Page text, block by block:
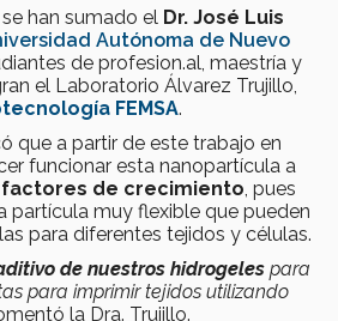
han sumado el Dr. José Luis
Autónoma de Nuevo
de profesion.al, maestría y
el Laboratorio Álvarez Trujillo,
FEMSA.
que a partir de este trabajo en
funcionar esta nanopartícula a
factores de crecimiento , pues
partícula muy flexible que pueden
para diferentes tejidos y células.
de nuestros hidrogeles para
para imprimir tejidos utilizando
la Dra. Trujillo.